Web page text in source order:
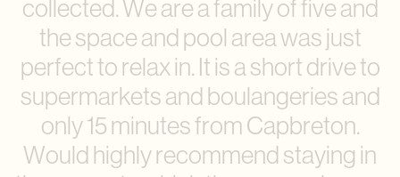
collected.Weareafamilyoffiveand
thespaceand pool areawasjust
perfecttorelaxin. Itisashortdriveto
supermarketsand boulangeriesand
only15minutesfromCapbreton.
Would highlyrecommend staying in